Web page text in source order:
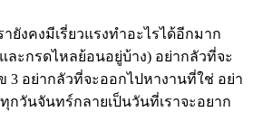
ยังคงมีเรี่ยวแรงทำอะไรได้อีกมาก
ะกรดไหลย้อนอยู่บ้าง) อย่ากลัวที่จะ
3 อย่ากลัวที่จะออกไปหางานที่ใช่ อย่า
กวันจันทร์กลายเป็นวันที่เราจะอยาก